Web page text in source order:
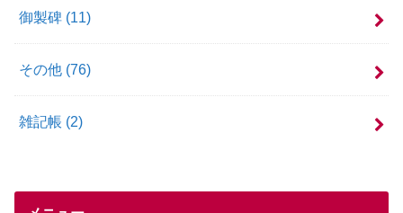
御製碑 (11)
その他 (76)
雑記帳 (2)